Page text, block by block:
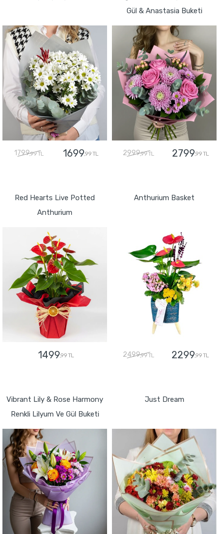
1799,99 TL 1699,99 TL
Gül & Anastasia Buketi
2999,99 TL 2799,99 TL
Red Hearts Live Potted
Anthurium
1499,99 TL
Anthurium Basket
2499,99 TL 2299,99 TL
Vibrant Lily & Rose Harmony
Renkli Lilyum Ve Gül Buketi
Just Dream